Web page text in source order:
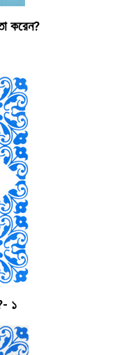
করেন?
১